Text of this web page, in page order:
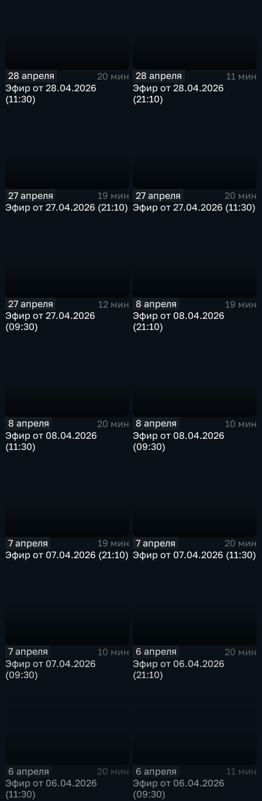
28 апреля
20 мин
Эфир от 28.04.2026
(11:30)
28 апреля
11 мин
Эфир от 28.04.2026
(21:10)
27 апреля
19 мин
Эфир от 27.04.2026 (21:10)
27 апреля
20 мин
Эфир от 27.04.2026 (11:30)
27 апреля
12 мин
Эфир от 27.04.2026
(09:30)
8 апреля
19 мин
Эфир от 08.04.2026
(21:10)
8 апреля
20 мин
Эфир от 08.04.2026
(11:30)
8 апреля
10 мин
Эфир от 08.04.2026
(09:30)
7 апреля
19 мин
Эфир от 07.04.2026 (21:10)
7 апреля
20 мин
Эфир от 07.04.2026 (11:30)
7 апреля
10 мин
Эфир от 07.04.2026
(09:30)
6 апреля
20 мин
Эфир от 06.04.2026
(21:10)
6 апреля
20 мин
Эфир от 06.04.2026
(11:30)
6 апреля
11 мин
Эфир от 06.04.2026
(09:30)